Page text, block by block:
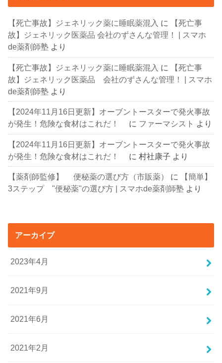
【死亡事故】ジェネリック薬に睡眠薬混入 に
【死亡事
故】ジェネリック医薬品 会社のずさんな管理！ | スマホ
de薬剤師塾 より
【死亡事故】ジェネリック薬に睡眠薬混入 に
【死亡事
故】ジェネリック医薬品 会社のずさんな管理！ | スマホ
de薬剤師塾 より
【2024年11月16日更新】オーブントースターで発火事故
が発生！危険な食材はこれだ！
に ファーマシスト より
【2024年11月16日更新】オーブントースターで発火事故
が発生！危険な食材はこれだ！
に村社康子 より
【薬剤師監修】 便秘薬の選び方（市販薬） に
【簡単】
3ステップ "便秘薬"の選び方 | スマホde薬剤師塾 より
アーカイブ
2023年4月
2021年9月
2021年6月
2021年2月